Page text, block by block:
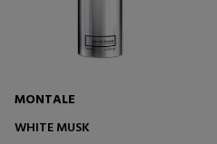
MONTALE
WHITE MUSK